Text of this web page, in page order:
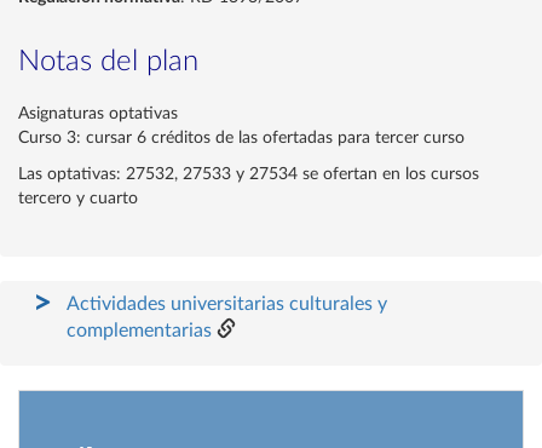
Notas del plan
Asignaturas optativas
Curso 3: cursar 6 créditos de las ofertadas para tercer curso
Las optativas: 27532, 27533 y 27534 se ofertan en los cursos
tercero y cuarto
Actividades universitarias culturales y
complementarias